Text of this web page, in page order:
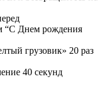
“С Днем рождения
грузовик» 20 раз
40 секунд